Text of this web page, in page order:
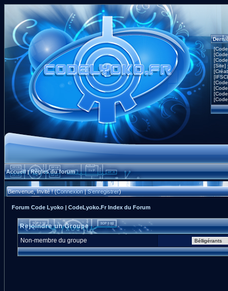
[Site]
Accueil|Règles du forum
Bienvenue, Invité ! (Connexion|S'enregistrer)
Forum Code Lyoko | CodeLyoko.Fr Index du Forum
Rejoindre un Groupe
Non-membre du groupe